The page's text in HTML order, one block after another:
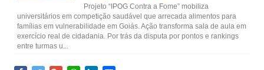
Projeto “IPOG Contra a Fome” mobiliza
universitários em competição saudável que arrecada alimentos para
famílias em vulnerabilidade em Goiás. Ação transforma sala de aula em
exercício real de cidadania. Por trás da disputa por pontos e rankings
entre turmas u...